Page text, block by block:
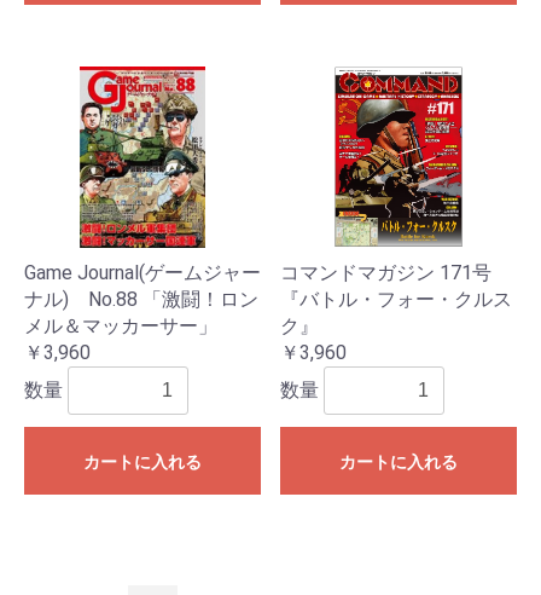
Game Journal(ゲームジャー
ナル) No.88 「激闘！ロン
メル＆マッカーサー」
￥3,960
数量
カートに入れる
コマンドマガジン 171号
『バトル・フォー・クルス
ク』
￥3,960
数量
カートに入れる